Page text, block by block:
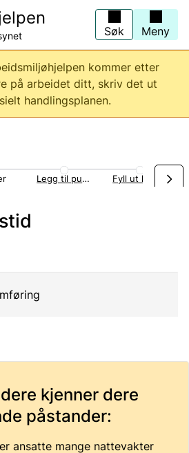
Søk Meny
kommer etter
på arbeidet ditt, skriv det ut
handlingsplanen.
Legg til punkter
kjenner dere
påstander:
ansatte mange nattevakter